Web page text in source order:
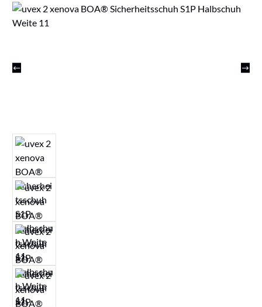
Bildergalerie überspringen